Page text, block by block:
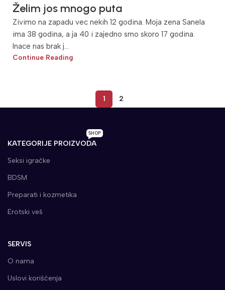
Želim jos mnogo puta
Zivimo na zapadu vec nekih 12 godina. Moja zena Sanela
ima 38 godina, a ja 40 i zajedno smo skoro 17 godina.
Inace nas brak j...
Continue Reading
1 2
KATEGORIJE PROIZVODA
SHOP
Seksi igračke
BDSM
Preparati i kozmetika
Erotski veš
SERVIS
O nama
Uslovi korišćenja